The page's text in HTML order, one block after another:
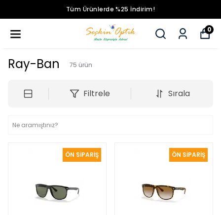
Tüm Ürünlerde %25 İndirim!
0
Ray-Ban 75 ürün
Filtrele Sırala